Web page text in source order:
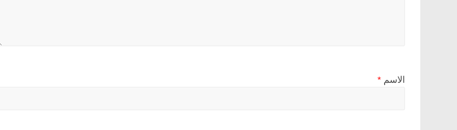
الاسم *